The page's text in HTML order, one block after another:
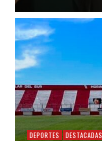
DEPORTES DESTACADAS